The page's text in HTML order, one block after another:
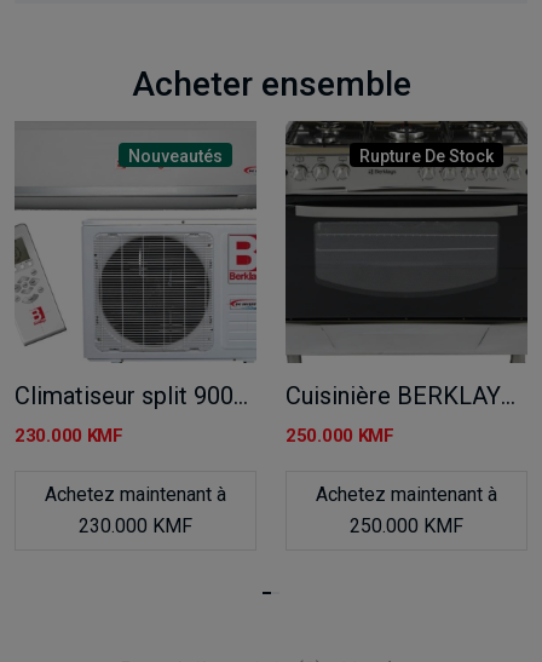
Acheter ensemble
Nouveautés
Climatiseur split 9000 BTU BERKLAYS
230.000 KMF
Achetez maintenant à
230.000 KMF
Rupture De Stock
Cuisinière BERKLAYS 5 feux
250.000 KMF
Achetez maintenant à
250.000 KMF